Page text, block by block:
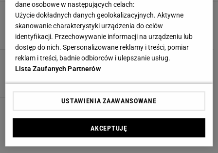
Jesienne dekoracje z szyszek na 13 sposobów
DEKORACJE DO POKOJU DEKORACJE WNĘTRZ
Tabliczka z numerem domu - DIY
DEKORACJE DIY
Prysznic ogrodowy - zrób to sam
DIY OGRÓD PRYSZNIC TUTORIAL
dane osobowe w następujących celach:
Użycie dokładnych danych geolokalizacyjnych. Aktywne
skanowanie charakterystyki urządzenia do celów
identyfikacji. Przechowywanie informacji na urządzeniu lub
dostęp do nich. Spersonalizowane reklamy i treści, pomiar
reklam i treści, badnie odbiorców i ulepszanie usług.
Lista Zaufanych Partnerów
USTAWIENIA ZAAWANSOWANE
AKCEPTUJĘ